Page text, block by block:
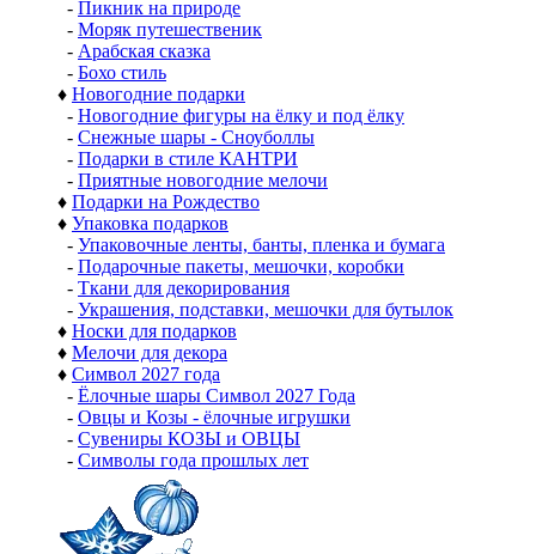
- Пикник на природе
- Моряк путешественик
- Арабская сказка
- Бохо стиль
♦ Новогодние подарки
- Новогодние фигуры на ёлку и под ёлку
- Снежные шары - Сноуболлы
- Подарки в стиле КАНТРИ
- Приятные новогодние мелочи
♦ Подарки на Рождество
♦ Упаковка подарков
- Упаковочные ленты, банты, пленка и бумага
- Подарочные пакеты, мешочки, коробки
- Ткани для декорирования
- Украшения, подставки, мешочки для бутылок
♦ Носки для подарков
♦ Мелочи для декора
♦ Символ 2027 года
- Ёлочные шары Символ 2027 Года
- Овцы и Козы - ёлочные игрушки
- Сувениры КОЗЫ и ОВЦЫ
- Символы года прошлых лет